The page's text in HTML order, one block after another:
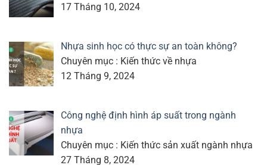
17 Tháng 10, 2024
Nhựa sinh học có thực sự an toàn không?
Chuyên mục : Kiến thức về nhựa
12 Tháng 9, 2024
Công nghệ định hình áp suất trong ngành
nhựa
Chuyên mục : Kiến thức sản xuất ngành nhựa
27 Tháng 8, 2024